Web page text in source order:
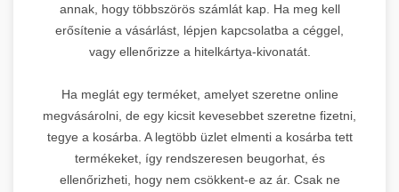
annak, hogy többszörös számlát kap. Ha meg kell
erősítenie a vásárlást, lépjen kapcsolatba a céggel,
vagy ellenőrizze a hitelkártya-kivonatát.
Ha meglát egy terméket, amelyet szeretne online
megvásárolni, de egy kicsit kevesebbet szeretne fizetni,
tegye a kosárba. A legtöbb üzlet elmenti a kosárba tett
termékeket, így rendszeresen beugorhat, és
ellenőrizheti, hogy nem csökkent-e az ár. Csak ne